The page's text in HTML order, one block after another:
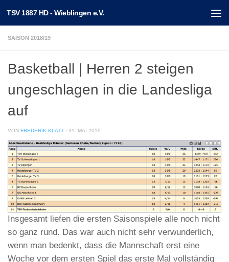
Unter dem Inhalt
TSV 1887 HD - Wieblingen e.V.
SAISON 2018/19
Basketball | Herren 2 steigen
ungeschlagen in die Landesliga
auf
VON FREDERIK KLATT · 31. MAI 2019
Insgesamt liefen die ersten Saisonspiele alle noch nicht
so ganz rund. Das war auch nicht sehr verwunderlich,
wenn man bedenkt, dass die Mannschaft erst eine
Woche vor dem ersten Spiel das erste Mal vollständig